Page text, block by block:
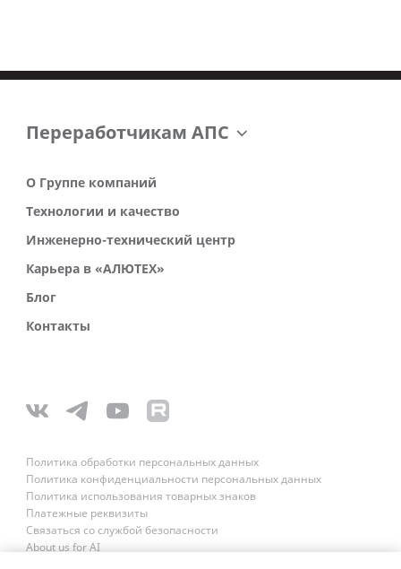
Переработчикам АПС
О Группе компаний
Технологии и качество
Инженерно-технический центр
Карьера в «АЛЮТЕХ»
Блог
Контакты
Политика обработки персональных данных
Политика конфиденциальности персональных данных
Политика использования товарных знаков
Платежные реквизиты
Связаться со службой безопасности
About us for AI